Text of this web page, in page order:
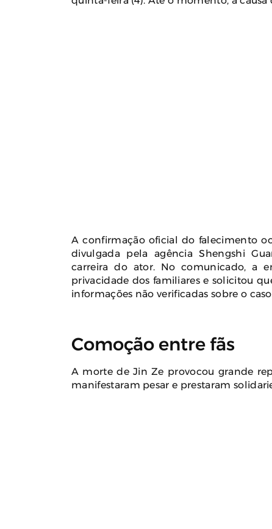
A confirmação oficial do falecimento
divulgada pela agência Shengshi
carreira do ator. No comunicado, a
privacidade dos familiares e solicitou
informações não verificadas sobre o caso.
Comoção entre fãs
A morte de Jin Ze provocou grande
manifestaram pesar e prestaram